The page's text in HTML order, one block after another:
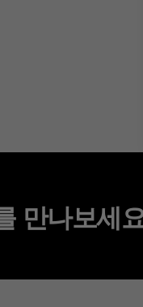
만나보세요